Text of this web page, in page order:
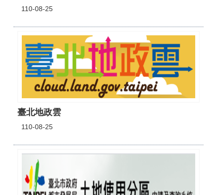
110-08-25
臺北地政雲
110-08-25